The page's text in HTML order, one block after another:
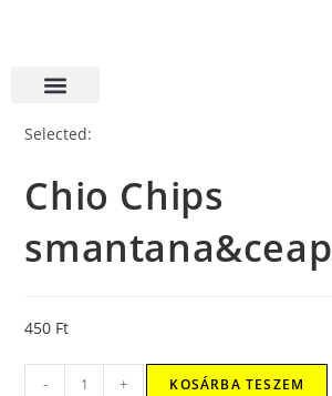
Selected:
Chio Chips
450 Ft
- + KOSÁRBA TESZEM